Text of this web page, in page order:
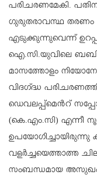
പരിചരണമേകി.
ഗുരുതരാവസ്ഥ തരണം
എടുക്കുന്നുവെന്ന്
ഐ.സി.യുവിലെ ബബിള്‍
മാസത്തോളം
വിദഗ്ദ്ധ
ഡെവലപ്പ്മെന്‍റ്
(കെ.എം.സി) എന്നീ
ഉപയോഗിച്ചായിരുന്നു
വളര്‍ച്ചയെത്താത്ത
സംബന്ധമായ അസുഖം